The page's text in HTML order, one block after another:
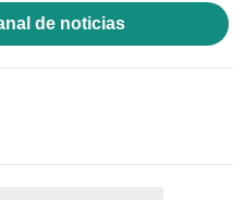
de noticias